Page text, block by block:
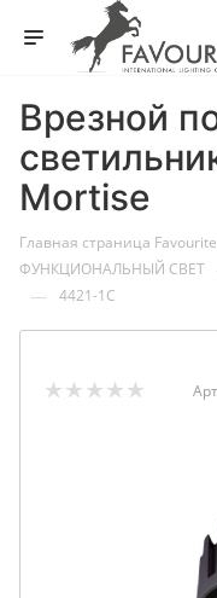
Врезной
Mortise
Главная страница Favourite
ФУНКЦИОНАЛЬНЫЙ СВЕТ
— 4421-1C